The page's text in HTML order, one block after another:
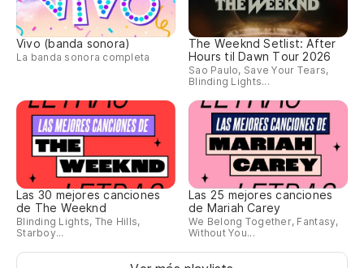
Vivo (banda sonora)
La banda sonora completa
The Weeknd Setlist: After
Hours til Dawn Tour 2026
Sao Paulo, Save Your Tears,
Blinding Lights...
Las 30 mejores canciones
de The Weeknd
Blinding Lights, The Hills,
Starboy...
Las 25 mejores canciones
de Mariah Carey
We Belong Together, Fantasy,
Without You...